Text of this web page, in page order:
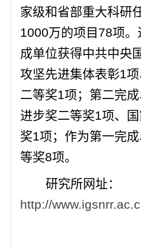
家级和省部重大科研
1000万的项目78项。
成单位获得中共中央
攻坚先进集体表彰1
二等奖1项；第二完
进步奖二等奖1项、
奖1项；作为第一完
等奖8项。
研究所网址：
http://